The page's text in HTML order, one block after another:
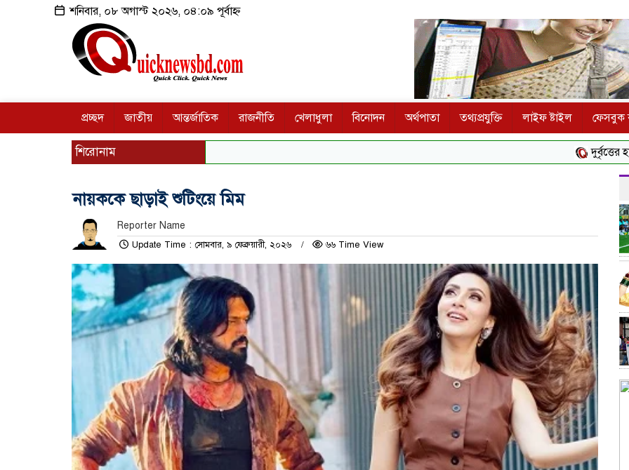
শনিবার, ০৮ অগাস্ট ২০২৬, ০৪:০৯ পূর্বাহ্ন
প্রচ্ছদ জাতীয় আন্তর্জাতিক রাজনীতি খেলাধুলা বিনোদন অর্থপাতা তথ্যপ্রযুক্তি লাইফ ষ্টাইল ফেসবুক
শিরোনাম দুর্বৃত্তের
নায়ককে ছাড়াই শুটিংয়ে মিম
Reporter Name
Update Time : সোমবার, ৯ ফেব্রুয়ারী, ২০২৬ ৬৬ Time View